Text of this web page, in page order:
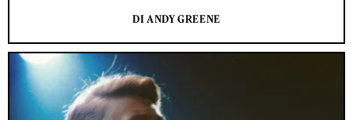
DI ANDY GREENE